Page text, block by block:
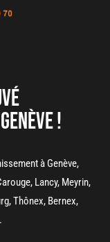
!
à Genève,
Lancy, Meyrin,
Thônex, Bernex,